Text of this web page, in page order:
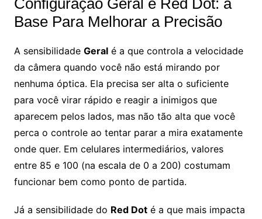
Base Para Melhorar a Precisão
A sensibilidade Geralé a que controla a velocidade
da câmera quando você não está mirando por
nenhuma óptica. Ela precisa ser alta o suficiente
para você virar rápido e reagir a inimigos que
aparecem pelos lados, mas não tão alta que você
perca o controle ao tentar parar a mira exatamente
onde quer. Em celulares intermediários, valores
entre 85 e 100 (na escala de 0 a 200) costumam
funcionar bem como ponto de partida.
Já a sensibilidade do Red Doté a que mais impacta